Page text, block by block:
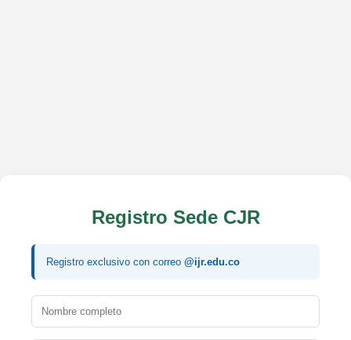
Registro Sede CJR
Registro exclusivo con correo @ijr.edu.co